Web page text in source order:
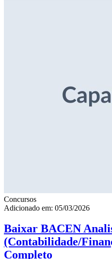
Concursos
Adicionado em: 05/03/2026
Baixar BACEN
(Contabilidade/
Completo